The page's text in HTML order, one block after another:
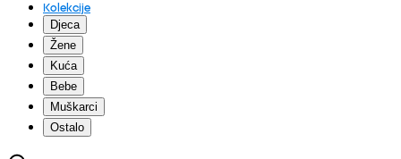
Kolekcije
Djeca
Žene
Kuća
Bebe
Muškarci
Ostalo